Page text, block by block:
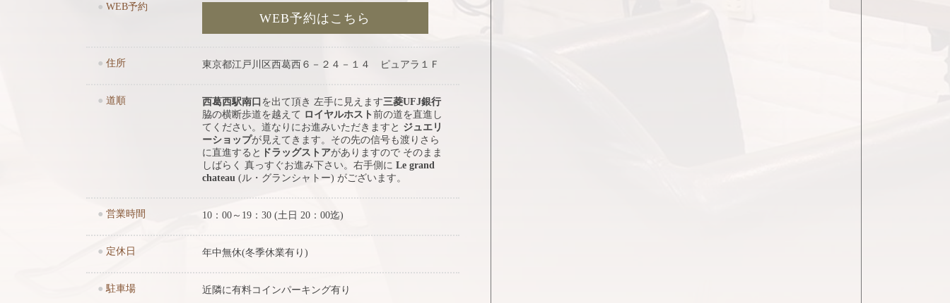
● WEB予約
WEB予約はこちら
● 住所 東京都江戸川区西葛西６－２４－１４ ピュアラ１Ｆ
● 道順 西葛西駅南口 を出て頂き 左手に見えます三菱UFJ銀行
脇の横断歩道を越えて ロイヤルホスト 前の道を直進し
てください。道なりにお進みいただきますと ジュエリ
ーショップが見えてきます。その先の信号も渡りさら
に直進すると ドラッグストアがありますので そのまま
しばらく 真っすぐお進み下さい。右手側に Le grand
chateau (ル・グランシャトー) がございます。
● 営業時間 10：00～19：30 (土日 20：00迄)
● 定休日 年中無休(冬季休業有り)
● 駐車場 近隣に有料コインパーキング有り